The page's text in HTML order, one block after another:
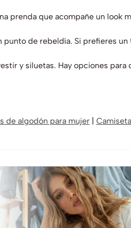
prenda que acompañe un look
punto de rebeldía. Si prefieres
y siluetas. Hay opciones para
de algodón para mujer|